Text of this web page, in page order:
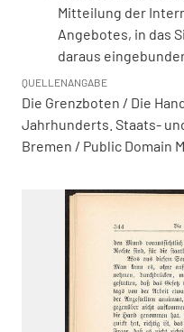
Mitteilung der
Angebotes, in das
daraus
QUELLENANGABE
Die Grenzboten / Die
Jahrhunderts. Staats-
Bremen / Public Domain